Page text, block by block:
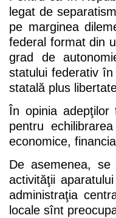
legat de
pe marginea
federal format din
grad de
statului federativ
statală plus
În opinia adepţilor
pentru
economice,
De asemenea, se
activităţii
administraţia
locale sînt